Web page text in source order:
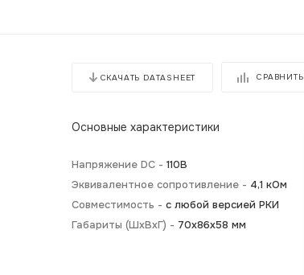
СКАЧАТЬ DATASHEET СРАВНИТЬ
Основные характеристики
Напряжение DC - 110В
Эквивалентное сопротивление - 4,1 кОм
Совместимость - с любой версией РКИ
Габариты (ШxВxГ) - 70х86х58 мм